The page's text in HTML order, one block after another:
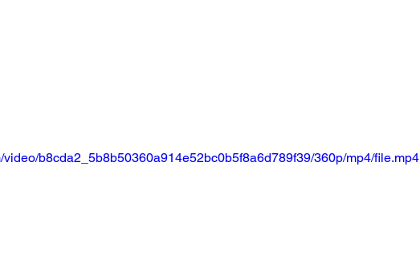
video/b8cda2_5b8b50360a914e52bc0b5f8a6d789f39/360p/mp4/file.mp4